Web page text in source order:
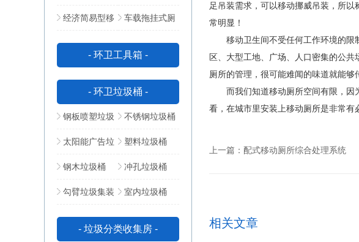
动公厕 动公厕
经济简易型移
动公厕
车载拖挂式厕
所
- 环卫工具箱 -
- 环卫垃圾桶 -
钢板喷塑垃圾
桶
不锈钢垃圾桶
太阳能广告垃
圾箱
塑料垃圾桶
钢木垃圾桶 冲孔垃圾桶
勾臂垃圾集装
箱
室内垃圾桶
- 垃圾分类收集房 -
足吊装需求，可以移动挪威吊装，所
常明显！
移动卫生间不受任何工作环境的限
区、大型工地、广场、人口密集的公
厕所的管理，很可能难闻的味道就能够
而我们知道移动厕所空间有限，因
看，在城市里安装上移动厕所是非常有
上一篇： 配式移动厕所综合处理系统
相关文章